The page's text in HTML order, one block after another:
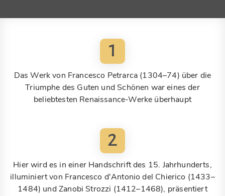
1
Das Werk von Francesco Petrarca (1304–74) über die
Triumphe des Guten und Schönen war eines der
beliebtesten Renaissance-Werke überhaupt
2
Hier wird es in einer Handschrift des 15. Jahrhunderts,
illuminiert von Francesco d'Antonio del Chierico (1433–
1484) und Zanobi Strozzi (1412–1468), präsentiert